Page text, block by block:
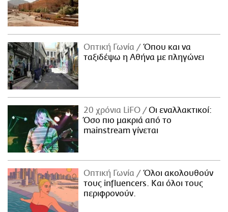
Οπτική Γωνία
Όπου και να
ταξιδέψω η Αθήνα με πληγώνει
20 χρόνια LiFO
Οι εναλλακτικοί:
Όσο πιο μακριά από το
mainstream γίνεται
Οπτική Γωνία
Όλοι ακολουθούν
τους influencers. Και όλοι τους
περιφρονούν.